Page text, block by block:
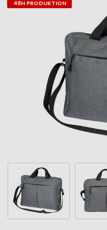
Zum
48H PRODUKTION